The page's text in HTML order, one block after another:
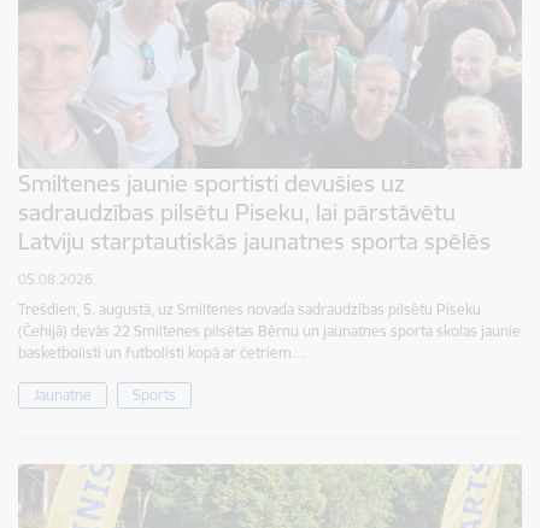
Smiltenes jaunie sportisti devušies uz
sadraudzības pilsētu Piseku, lai pārstāvētu
Latviju starptautiskās jaunatnes sporta spēlēs
05.08.2026.
Trešdien, 5. augustā, uz Smiltenes novada sadraudzības pilsētu Piseku
(Čehijā) devās 22 Smiltenes pilsētas Bērnu un jaunatnes sporta skolas jaunie
basketbolisti un futbolisti kopā ar četriem…
Jaunatne Sports